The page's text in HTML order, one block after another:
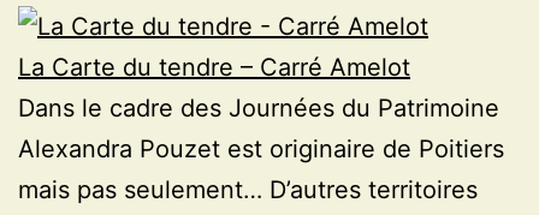
La Carte du tendre – Carré Amelot
Dans le cadre des Journées du Patrimoine
Alexandra Pouzet est originaire de Poitiers
mais pas seulement… D’autres territoires